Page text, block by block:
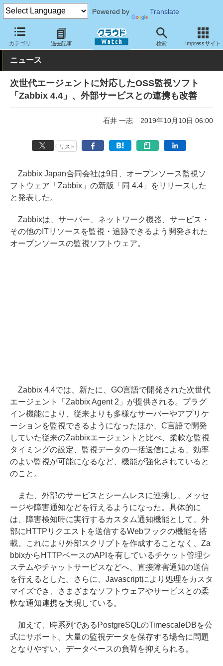
Powered by Translate
カテゴリ 過去記事 検索 Impressサイト
クラウド Watch サービス・ソフト ソフトウェア 運用・監視
ニュース
次世代エージェントに対応したOSS監視ソフト
「Zabbix 4.4」、外部サービスとの連携も改善
石井 一志 2019年10月10日 06:00
リスト
Zabbix Japan合同会社は9日、オープンソース監視ソ
フトウェア「Zabbix」の新版「同 4.4」をリリースした
と発表した。
Zabbixは、サーバー、ネットワーク機器、サービス・
その他のITリソースを監視・追跡できるよう開発された
オープンソースの監視ソフトウェア。
Zabbix 4.4では、新たに、GO言語で開発された次世代
エージェント「Zabbix Agent 2」が提供される。プラグ
イン機能により、従来よりも多様なサーバーやアプリケ
ーションを監視できるようになったほか、C言語で開発
していた従来のZabbixエージェントと比べ、柔軟な監視
タイミングの設定、監視データの一括送信による、効率
のよい監視が可能になるなど、機能が強化されていると
のこと。
また、外部のサービスとシームレスに連携し、メッセ
ージや障害通知などを行えるようになった。具体的に
は、障害検知時に実行するカスタム通知機能として、外
部にHTTPリクエストを送信するWebフックの機能を搭
載。これにより外部スクリプトを作成することなく、Za
bbixからHTTPベースのAPIを有しているチケット管理シ
ステムやチャットサービスなどへ、直接障害通知の送信
を行えるとした。さらに、Javascriptにより処理をカスタ
マイズでき、さまざまなソフトウェアやサービスとの柔
軟な通知連携を実現している。
加えて、時系列であるPostgreSQLのTimescaleDBを公
式にサポート。大量の監視データを保存する場合に問題
となりやすい、データベースの負荷を抑えられる。